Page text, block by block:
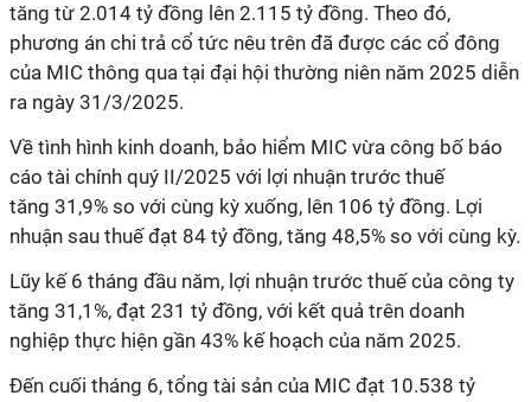
tăng từ 2.014 tỷ đồng lên 2.115 tỷ đồng. Theo đó,
phương án chi trả cổ tức nêu trên đã được các cổ đông
của MIC thông qua tại đại hội thường niên năm 2025 diễn
ra ngày 31/3/2025.
Về tình hình kinh doanh, bảo hiểm MIC vừa công bố báo
cáo tài chính quý II/2025 với lợi nhuận trước thuế
tăng 31,9% so với cùng kỳ xuống, lên 106 tỷ đồng. Lợi
nhuận sau thuế đạt 84 tỷ đồng, tăng 48,5% so với cùng kỳ.
Lũy kế 6 tháng đầu năm, lợi nhuận trước thuế của công ty
tăng 31,1 %, đạt 231 tỷ đồng, với kết quả trên doanh
nghiệp thực hiện gần 43% kế hoạch của năm 2025.
Đến cuối tháng 6, tổng tài sản của MIC đạt 10.538 tỷ